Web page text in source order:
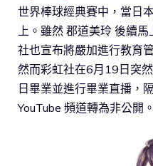
世界棒球經典賽中，當日
上。雖然 郡道美玲 後續
社也宣布將嚴加進行教育
然而彩虹社在6月19日突
日畢業並進行畢業直播，
YouTube 頻道轉為非公開。